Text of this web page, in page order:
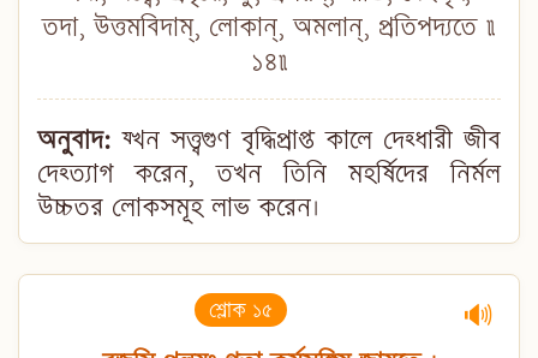
তদা, উত্তমবিদাম্, লোকান্, অমলান্, প্রতিপদ্যতে ॥
১৪॥
অনুবাদ: য্খন সত্ত্বগুণ বৃদ্ধিপ্রাপ্ত কালে দেহ্ধারী জীব
দেহ্ত্যাগ করেন, তখন তিনি মহর্ষিদের নির্মল
উচ্চতর লোকসমূহ লাভ করেন।
শ্লোক ১৫ 🔊